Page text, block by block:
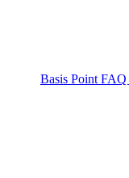
Basis Point FAQ